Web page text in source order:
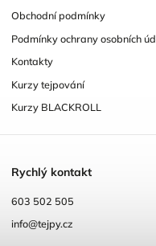
Obchodní podmínky
Podmínky ochrany osobních
Kontakty
Kurzy tejpování
Kurzy BLACKROLL
Rychlý kontakt
603 502 505
info@tejpy.cz